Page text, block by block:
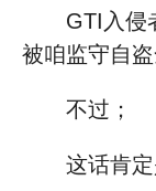
GTI入侵
被咱监守自
不过；
这话肯